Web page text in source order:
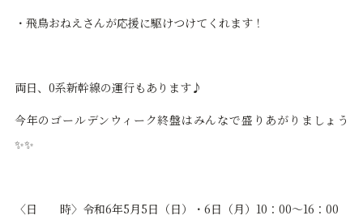
・飛鳥おねえさんが応援に駆けつけてくれます！
両日、0系新幹線の運行もあります♪
今年のゴールデンウィーク終盤はみんなで盛りあがりましょう
✨✨
〈日 時〉令和6年5月5日（日）・6日（月）10：00～16：00